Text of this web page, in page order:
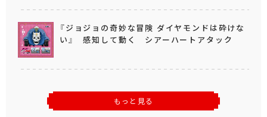
『ジョジョの奇妙な冒険 ダイヤモンドは砕けな
い』 感知して動く シアーハートアタック
もっと見る